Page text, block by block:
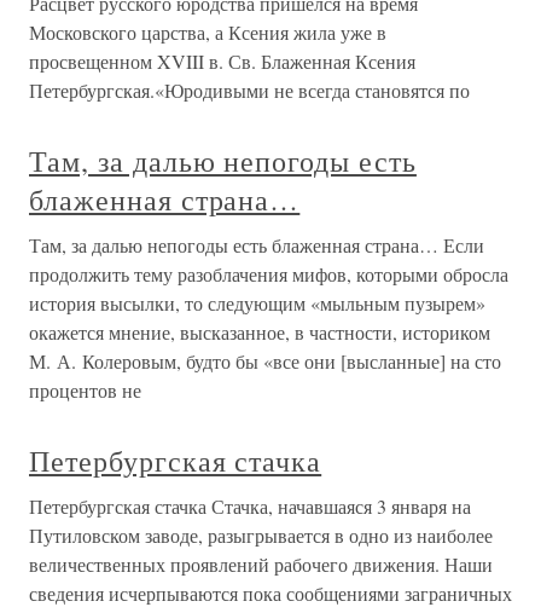
Московского царства, а Ксения жила уже в
просвещенном XVIII в. Св. Блаженная Ксения
Петербургская.«Юродивыми не всегда становятся по
Там, за далью непогоды есть
блаженная страна…
Там, за далью непогоды есть блаженная страна… Если
продолжить тему разоблачения мифов, которыми обросла
история высылки, то следующим «мыльным пузырем»
окажется мнение, высказанное, в частности, историком
М. А. Колеровым, будто бы «все они [высланные] на сто
процентов не
Петербургская стачка
Петербургская стачка Стачка, начавшаяся 3 января на
Путиловском заводе, разыгрывается в одно из наиболее
величественных проявлений рабочего движения. Наши
сведения исчерпываются пока сообщениями заграничных